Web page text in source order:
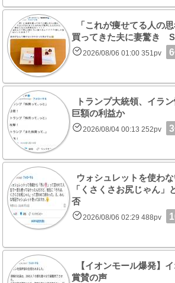
「これが痩せてる人の
買ってきた夫に妻驚き
2026/08/06 01:00 351pv
トランプ大統領、イラ
巨額の利益か
2026/08/04 00:13 252pv
ウォシュレットを使わ
「くさくさお尻じゃん」
否
2026/08/06 02:29 488pv
【イオンモール爆発】
賞賛の声